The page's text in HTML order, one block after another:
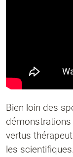
Bien loin des
démonstrations
vertus
les